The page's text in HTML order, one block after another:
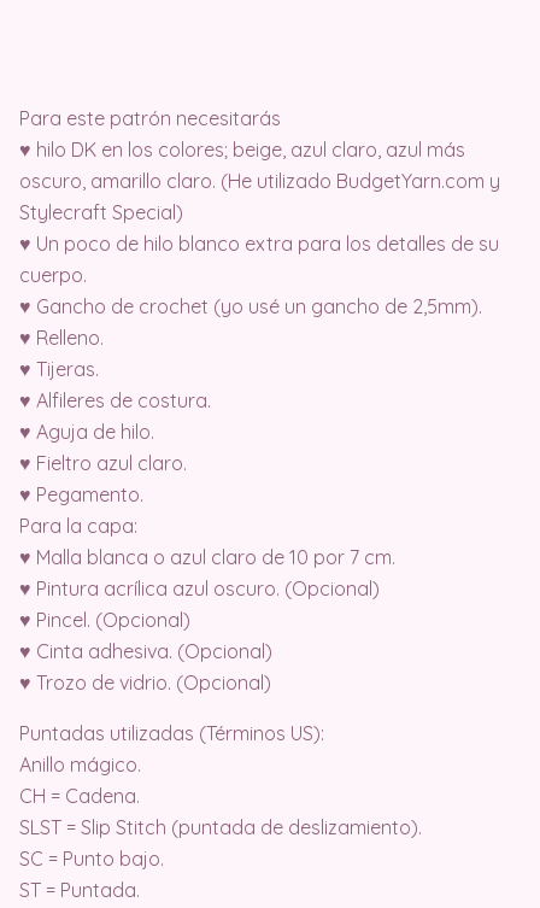
Para este patrón necesitarás
♥ hilo DK en los colores; beige, azul claro, azul más
oscuro, amarillo claro. (He utilizado BudgetYarn.com y
Stylecraft Special)
♥ Un poco de hilo blanco extra para los detalles de su
cuerpo.
♥ Gancho de crochet (yo usé un gancho de 2,5mm).
♥ Relleno.
♥ Tijeras.
♥ Alfileres de costura.
♥ Aguja de hilo.
♥ Fieltro azul claro.
♥ Pegamento.
Para la capa:
♥ Malla blanca o azul claro de 10 por 7 cm.
♥ Pintura acrílica azul oscuro. (Opcional)
♥ Pincel. (Opcional)
♥ Cinta adhesiva. (Opcional)
♥ Trozo de vidrio. (Opcional)
Puntadas utilizadas (Términos US):
Anillo mágico.
CH = Cadena.
SLST = Slip Stitch (puntada de deslizamiento).
SC = Punto bajo.
ST = Puntada.